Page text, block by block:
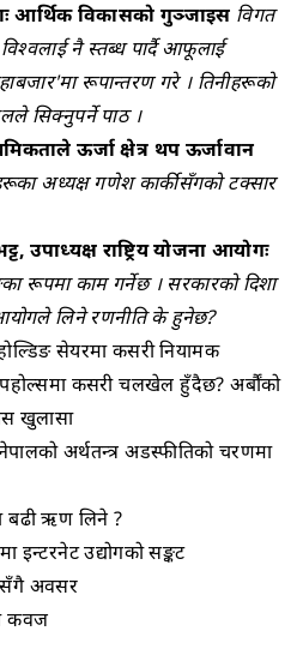
आर्थिक विकासको गुञ्जाइस विगत
विश्वलाई नै स्तब्ध पार्दै आफूलाई
रूपान्तरण गरे । तिनीहरूको
सिक्नुपर्ने पाठ ।
ऊर्जा क्षेत्र थप ऊर्जावान
अध्यक्ष गणेश कार्कीसँगको टक्सार
उपाध्यक्ष राष्ट्रिय योजना आयोगः
रूपमा काम गर्नेछ । सरकारको दिशा
आयोगले लिने रणनीति के हुनेछ?
सेयरमा कसरी नियामक
कसरी चलखेल हुँदैछ? अर्बौंको
खुलासा
अर्थतन्त्र अडस्फीतिको चरणमा
बढी ऋण लिने ?
इन्टरनेट उद्योगको सङ्कट
सँगै अवसर
कवज